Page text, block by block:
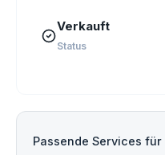
Verkauft
Status
Passende Services